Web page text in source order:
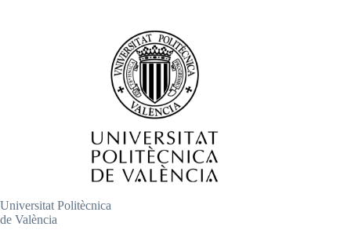
Universitat Politècnica
de València